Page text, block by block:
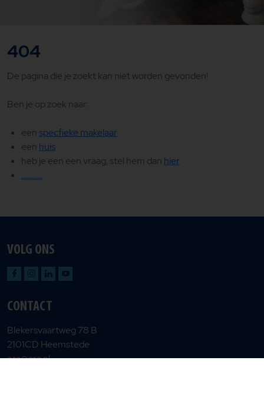
404
De pagina die je zoekt kan niet worden gevonden!
Ben je op zoek naar:
eenspecfieke makelaar
een huis
heb je een een vraag, stel hem dan hier
............
VOLG ONS
CONTACT
Blekersvaartweg 78 B
2101CD Heemstede
era@era.nl